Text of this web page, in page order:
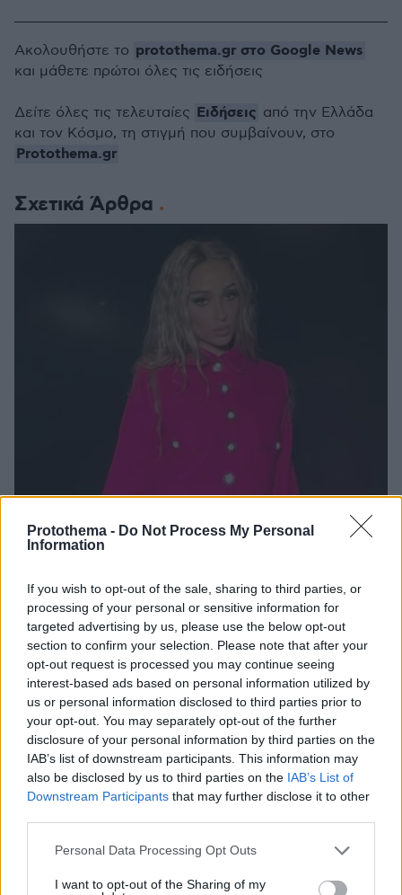
Protothema - Do Not Process My Personal
Information
If you wish to opt-out of the sale, sharing to third parties, or
processing of your personal or sensitive information for
targeted advertising by us, please use the below opt-out
section to confirm your selection. Please note that after your
opt-out request is processed you may continue seeing
interest-based ads based on personal information utilized by
us or personal information disclosed to third parties prior to
your opt-out. You may separately opt-out of the further
disclosure of your personal information by third parties on the
IAB’s list of downstream participants. This information may
also be disclosed by us to third parties on the IAB’s List of
Downstream Participants that may further disclose it to other
Please note that this website/app uses one or more Google
not limited to your visit or usage behaviour. You may click to
Personal Data Processing Opt Outs
I want to opt-out of the Sharing of my
Σχετικά Άρθρα
Η Ελένη Φουρέιρα ανεβαίνει ξανά στη σκηνή της
Eurovision με το Fuego - Το βίντεο από την πρόβα της στο
Μάλμε
07.05.2024, 11:30
Ακολουθήστε το protothema.gr στο Google News
και μάθετε πρώτοι όλες τις ειδήσεις
Δείτε όλες τις τελευταίες Ειδήσεις από την Ελλάδα
και τον Κόσμο, τη στιγμή που συμβαίνουν, στο
Protothema.gr